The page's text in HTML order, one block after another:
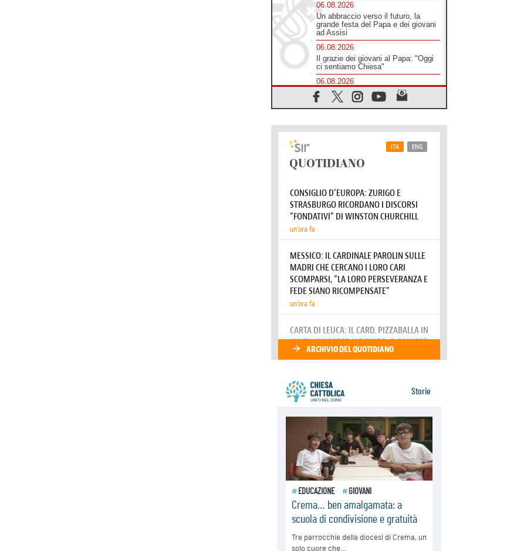
06.08.2026
Un abbraccio verso il futuro, la
grande festa del Papa e dei giovani
ad Assisi
06.08.2026
Il grazie dei giovani al Papa: "Oggi
ci sentiamo Chiesa"
06.08.2026
Leone XIV: la rivoluzione del
Vangelo abbatte i muri che
separano gli esseri umani
06.08.2026
Fra Marco Vianelli: alla scuola di
san Francesco per imparare il
06.08.2026
mondiale
06.08.2026
Il Papa con i giovani ad Assisi:
06.08.2026
Hiroshima e Nagasaki, 81 anni
dopo. Al via i "dieci giorni di
preghiera per la pace"
06.08.2026
Santuario custodisce le origini
06.08.2026
Libano, riprendono i colloqui di
Roma tra nuove tensioni e raid nel
sud